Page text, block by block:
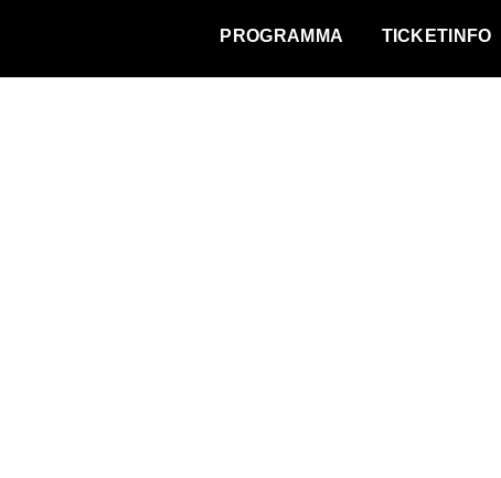
PROGRAMMA TICKETINFO